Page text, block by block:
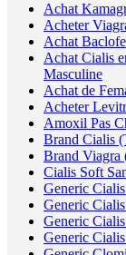
Achat
Acheter
Achat
Achat Cialis
Masculine
Achat de
Acheter
Amoxil Pas
Brand Cialis
Brand Viagra
Cialis Soft
Generic
Generic
Generic
Generic